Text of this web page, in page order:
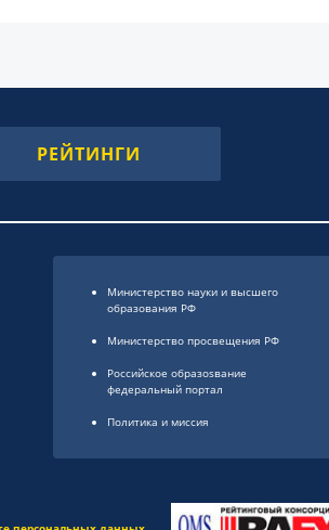
РЕЙТИНГИ
Министерство науки и высшего
образования РФ
Министерство просвещения РФ
Российское образоsвание
федеральный портал
Политика и миссия